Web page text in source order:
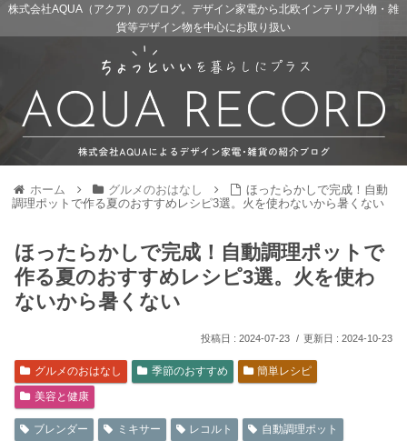
株式会社AQUA（アクア）のブログ。デザイン家電から北欧インテリア小物・雑
貨等デザイン物を中心にお取り扱い
ホーム グルメのおはなし
ほったらかしで完成！自動
調理ポットで作る夏のおすすめレシピ3選。火を使わないから暑くない
ほったらかしで完成！自動調理ポットで
作る夏のおすすめレシピ3選。火を使わ
ないから暑くない
2024-07-23 2024-10-23
グルメのおはなし 季節のおすすめ
簡単レシピ
美容と健康
ブレンダー ミキサー レコルト 自動調理ポット